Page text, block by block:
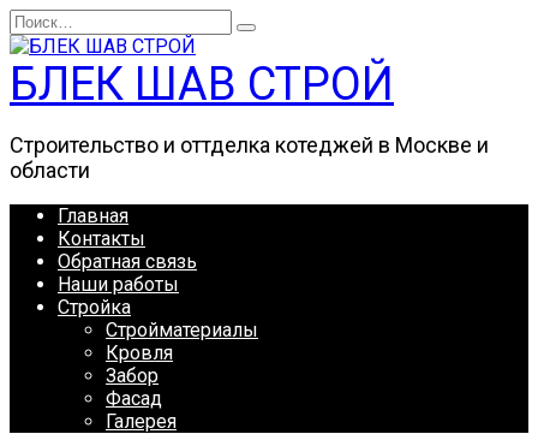
Перейти
к
содержанию
Search
for:
БЛЕК ШАВ СТРОЙ
Строительство и оттделка котеджей в Москве и
области
Главная
Контакты
Обратная связь
Наши работы
Стройка
Стройматериалы
Кровля
Забор
Фасад
Галерея